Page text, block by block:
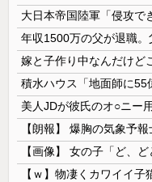
嫁と子作り中なんだけど
【朗報】 爆胸の気象予
【画像】 女の子「ど、
【ｗ】物凄くカワイイ子